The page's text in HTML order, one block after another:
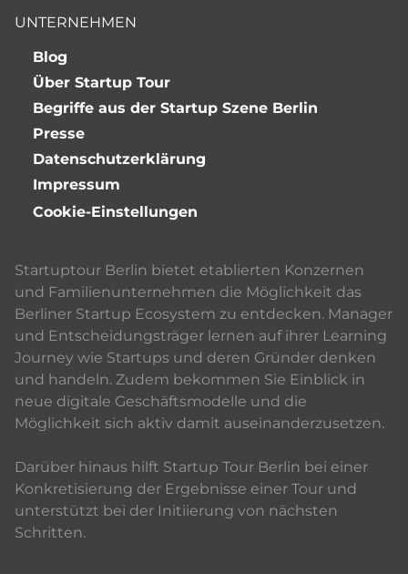
UNTERNEHMEN
Blog
Über Startup Tour
Begriffe aus der Startup Szene Berlin
Presse
Datenschutzerklärung
Impressum
Cookie-Einstellungen
Startuptour Berlin bietet etablierten Konzernen
und Familienunternehmen die Möglichkeit das
Berliner Startup Ecosystem zu entdecken. Manager
und Entscheidungsträger lernen auf ihrer Learning
Journey wie Startups und deren Gründer denken
und handeln. Zudem bekommen Sie Einblick in
neue digitale Geschäftsmodelle und die
Möglichkeit sich aktiv damit auseinanderzusetzen.
Darüber hinaus hilft Startup Tour Berlin bei einer
Konkretisierung der Ergebnisse einer Tour und
unterstützt bei der Initiierung von nächsten
Schritten.